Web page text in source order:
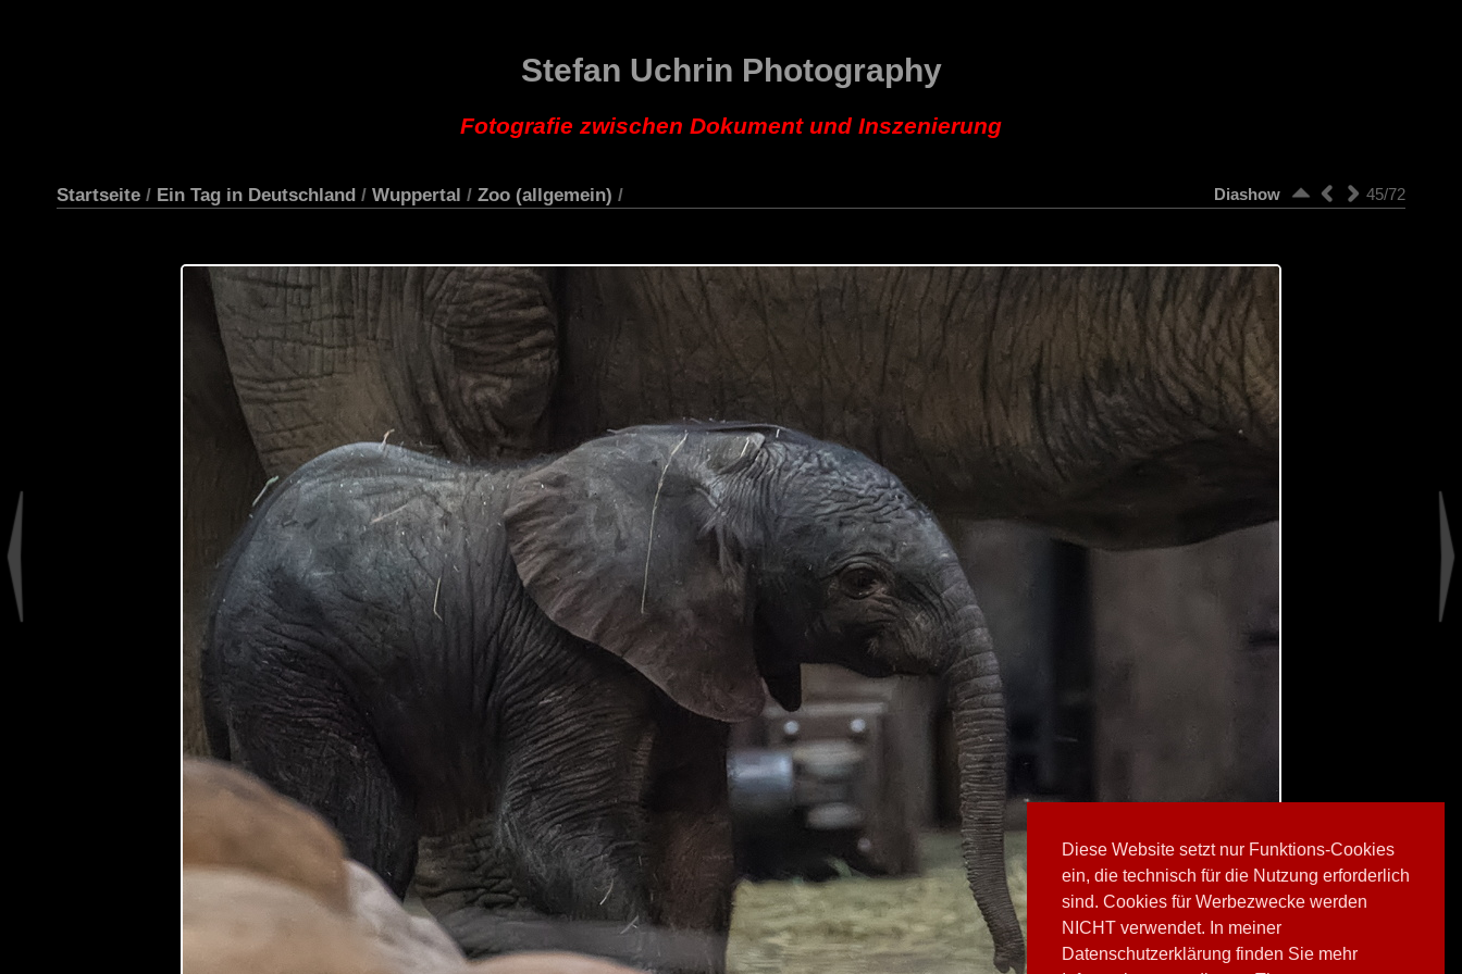
Diese Website setzt nur Funktions-Cookies
ein, die technisch für die Nutzung erforderlich
sind. Cookies für Werbezwecke werden
NICHT verwendet. In meiner
Datenschutzerklärung finden Sie mehr
Stefan Uchrin Photography
Fotografie zwischen Dokument und Inszenierung
Startseite / Ein Tag in Deutschland / Wuppertal / Zoo (allgemein) / 45/72
Diashow